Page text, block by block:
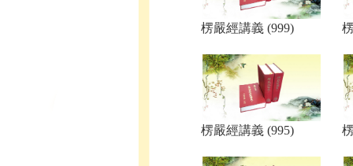
楞嚴經講義 (999)
楞嚴經講義 (995)